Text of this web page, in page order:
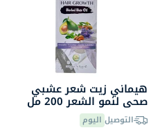
هيماني زيت شعر عشبي
صحي لنمو الشعر 200 مل
التوصيل اليوم